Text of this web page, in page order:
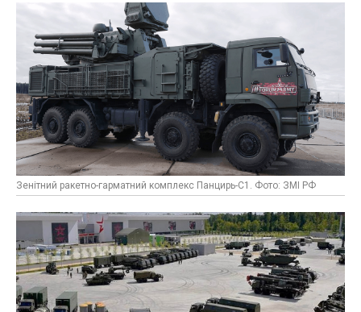
Зенітний ракетно-гарматний комплекс Панцирь-С1. Фото: ЗМІ РФ